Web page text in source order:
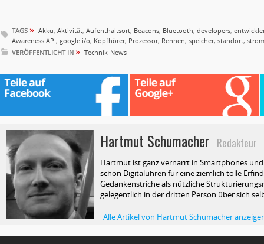
TAGS » Akku, Aktivität, Aufenthaltsort, Beacons, Bluetooth, developers,
Awareness API, google i/o, Kopfhörer, Prozessor, Rennen, speicher, standort, strom
VERÖFFENTLICHT IN » Technik-News
Hartmut Schumacher Redakteur
Hartmut ist ganz vernarrt in Smartphones
schon Digitaluhren für eine ziemlich tolle
Gedankenstriche als nützliche
gelegentlich in der dritten Person über sich
Alle Artikel von Hartmut Schumacher